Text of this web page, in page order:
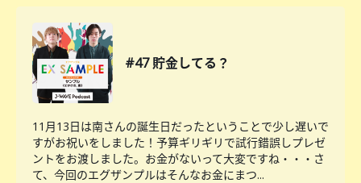
#47 貯金してる？
11月13日は南さんの誕生日だったということで少し遅いで
すがお祝いをしました！予算ギリギリで試行錯誤しプレゼ
ントをお渡しました。お金がないって大変ですね・・・さ
て、今回のエグザンプルはそんなお金にまつ...